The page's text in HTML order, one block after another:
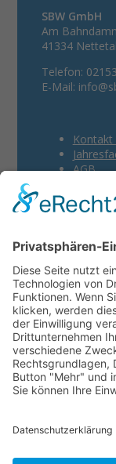
SBW GmbH
Am
41334 Nettetal
Telefon:
E-Mail:
AGB
Cookie-
KFZ
Social Media
Mit der
dass Daten
Informationen